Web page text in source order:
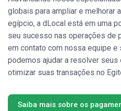
globais para ampliar e melhorar
egípcio, a dLocal está em uma
seu sucesso nas operações de
em contato com nossa equipe
podemos ajudar a resolver
otimizar suas transações no
Saiba mais sobre os